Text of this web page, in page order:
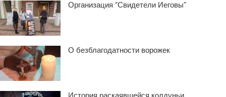
Организация “Свидетели Иеговы”
О безблагодатности ворожек